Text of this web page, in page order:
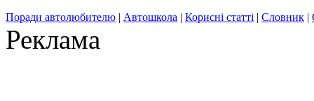
Поради автолюбителю | Автошкола | Корисні статті | Словник |
Реклама